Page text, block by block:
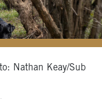
Nathan Keay/Sub